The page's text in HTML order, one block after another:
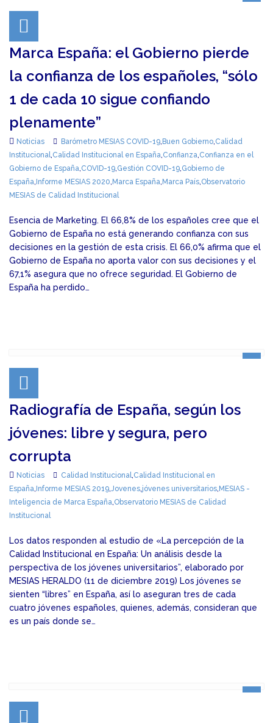
Marca España: el Gobierno pierde
la confianza de los españoles, “sólo
1 de cada 10 sigue confiando
plenamente”
Noticias Barómetro MESIAS COVID-19, Buen Gobierno,Calidad
Institucional,Calidad Institucional en España,Confianza,Confianza en el
Gobierno de España,COVID-19,Gestión COVID-19,Gobierno de
España, Informe MESIAS 2020, Marca España, Marca País,Observatorio
MESIAS de Calidad Institucional
Esencia de Marketing. El 66,8% de los españoles cree que el
Gobierno de España no está generando confianza con sus
decisiones en la gestión de esta crisis. El 66,0% afirma que el
Gobierno de España no aporta valor con sus decisiones y el
67,1% asegura que no ofrece seguridad. El Gobierno de
España ha perdido…
Radiografía de España, según los
jóvenes: libre y segura, pero
corrupta
Noticias Calidad Institucional,Calidad Institucional en
España, Informe MESIAS 2019,Jovenes,jóvenes universitarios, MESIAS -
Inteligencia de Marca España,Observatorio MESIAS de Calidad
Institucional
Los datos responden al estudio de «La percepción de la
Calidad Institucional en España: Un análisis desde la
perspectiva de los jóvenes universitarios”, elaborado por
MESIAS HERALDO (11 de diciembre 2019) Los jóvenes se
sienten “libres” en España, así lo aseguran tres de cada
cuatro jóvenes españoles, quienes, además, consideran que
es un país donde se…